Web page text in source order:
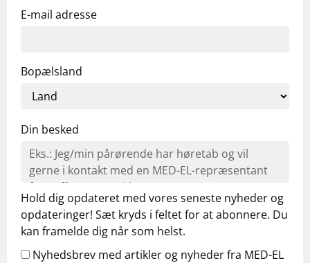
E-mail adresse
Bopælsland
Din besked
Hold dig opdateret med vores seneste nyheder og
opdateringer! Sæt kryds i feltet for at abonnere. Du
kan framelde dig når som helst.
Nyhedsbrev med artikler og nyheder fra MED-EL